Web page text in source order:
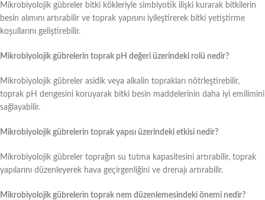
Mikrobiyolojik gübreler bitki kökleriyle simbiyotik ilişki kurarak bitkilerin
besin alımını artırabilir ve toprak yapısını iyileştirerek bitki yetiştirme
koşullarını geliştirebilir.
Mikrobiyolojik gübrelerin toprak pH değeri üzerindeki rolü nedir?
Mikrobiyolojik gübreler asidik veya alkalin toprakları nötrleştirebilir,
toprak pH dengesini koruyarak bitki besin maddelerinin daha iyi emilimini
sağlayabilir.
Mikrobiyolojik gübrelerin toprak yapısı üzerindeki etkisi nedir?
Mikrobiyolojik gübreler toprağın su tutma kapasitesini artırabilir, toprak
yapılarını düzenleyerek hava geçirgenliğini ve drenajı artırabilir.
Mikrobiyolojik gübrelerin toprak nem düzenlemesindeki önemi nedir?